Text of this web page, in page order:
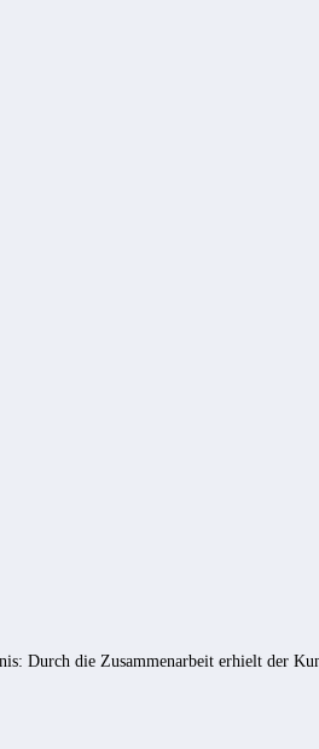
Durch die Zusammenarbeit erhielt der